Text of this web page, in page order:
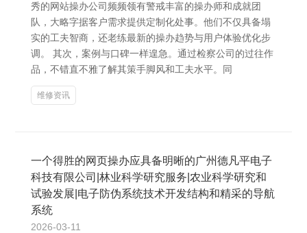
秀的网站操办公司频频领有警戒丰富的操办师和成就团
队，大略字据客户需求提供定制化处事。他们不仅具备塌
实的工夫智商，还老练最新的操办趋势与用户体验优化步
调。 其次，案例与口碑一样遑急。通过检察公司的过往作
品，不错直不雅了解其策手脚风和工夫水平。同
维修资讯
一个得胜的网页操办应具备明晰的广州德凡平电子
科技有限公司|林业科学研究服务|农业科学研究和
试验发展|电子防伪系统技术开发结构和精采的导航
系统
2026-03-11